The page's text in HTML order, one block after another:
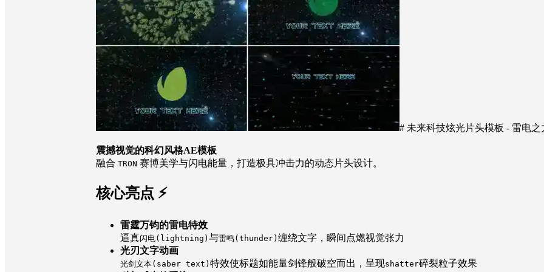
# 未来科技炫光片头模板 - 雷电之
震撼视觉的科幻风格AE模板
融合 TRON 赛博美学与闪电能量，打造极具冲击力的动态片头设计。
核心亮点 ⚡
雷霆万钧的雷电特效
逼真闪电(lightning) 与雷鸣(thunder) 缠绕文字，瞬间点燃视觉张力
光刃文字动画
光剑文本(saber text) 特效使标题如能量剑锋般破空而出，呈现shatter碎裂粒子效果